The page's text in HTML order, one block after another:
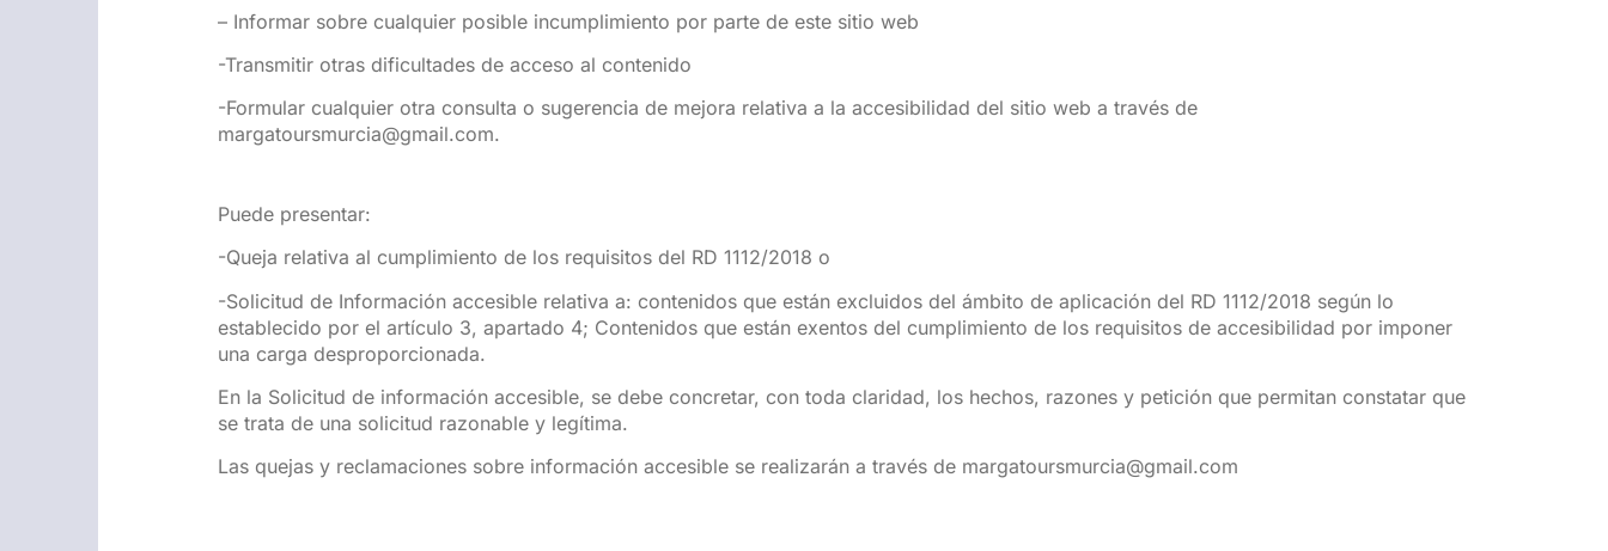
– Informar sobre cualquier posible incumplimiento por parte de este sitio web
-Transmitir otras dificultades de acceso al contenido
-Formular cualquier otra consulta o sugerencia de mejora relativa a la accesibilidad del sitio web a través de
margatoursmurcia@gmail.com.
Puede presentar:
-Queja relativa al cumplimiento de los requisitos del RD 1112/2018 o
-Solicitud de Información accesible relativa a: contenidos que están excluidos del ámbito de aplicación del RD 1112/2018 según lo
establecido por el artículo 3, apartado 4; Contenidos que están exentos del cumplimiento de los requisitos de accesibilidad por imponer
una carga desproporcionada.
En la Solicitud de información accesible, se debe concretar, con toda claridad, los hechos, razones y petición que permitan constatar que
se trata de una solicitud razonable y legítima.
Las quejas y reclamaciones sobre información accesible se realizarán a través de margatoursmurcia@gmail.com